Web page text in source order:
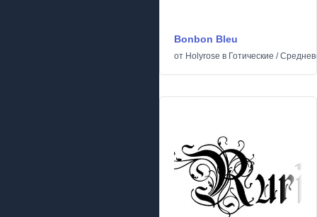
Bonbon Bleu
от Holyrose в Готические /